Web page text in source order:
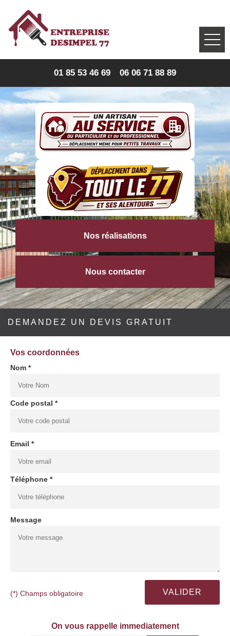
01 85 53 46 69 06 06 71 88 89
Nos réalisations
Nous contacter
DEMANDEZ UN DEVIS GRATUIT
Vos coordonnées
Nom *
Code postal *
Email *
Téléphone *
Message
(*) Champs obligatoire
On vous rappelle immediatement